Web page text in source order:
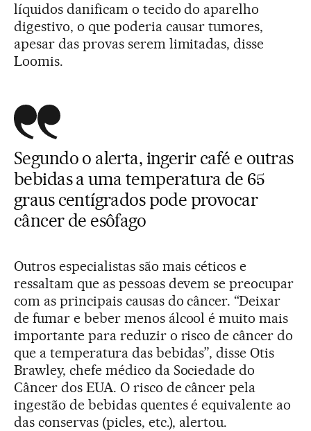
líquidos danificam o tecido do aparelho
digestivo, o que poderia causar tumores,
apesar das provas serem limitadas, disse
Loomis.
Segundo o alerta, ingerir café e outras
bebidas a uma temperatura de 65
graus centígrados pode provocar
câncer de esôfago
Outros especialistas são mais céticos e
ressaltam que as pessoas devem se preocupar
com as principais causas do câncer. “Deixar
de fumar e beber menos álcool é muito mais
importante para reduzir o risco de câncer do
que a temperatura das bebidas”, disse Otis
Brawley, chefe médico da Sociedade do
Câncer dos EUA. O risco de câncer pela
ingestão de bebidas quentes é equivalente ao
das conservas (picles, etc.), alertou.